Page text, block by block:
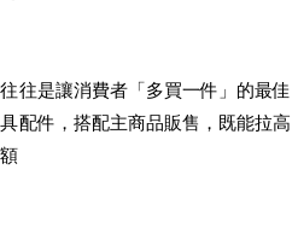
往是讓消費者「多買一件」的最佳
配件，搭配主商品販售，既能拉高